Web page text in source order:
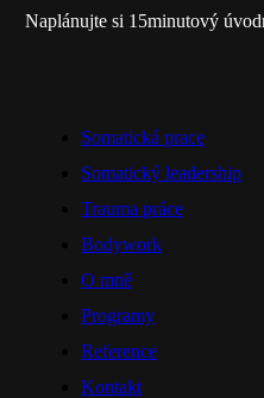
Naplánujte si 15minutový
Somatická prace
Somatický leadership
Trauma práce
Bodywork
O mně
Programy
Reference
Kontakt